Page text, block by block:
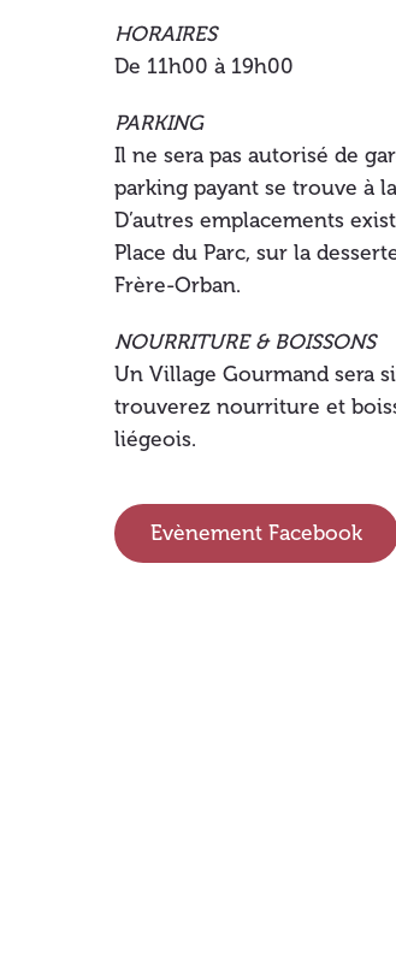
HORAIRES
De 11h00 à 19h00
PARKING
Il ne sera pas autorisé de
parking payant se trouve à
D’autres emplacements
Place du Parc, sur la
Frère-Orban.
NOURRITURE & BOISSONS
Un Village Gourmand sera
trouverez nourriture et
liégeois.
Evènement Facebook